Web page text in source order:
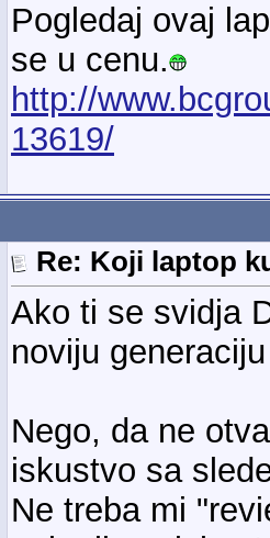
Pogledaj ovaj
se u cenu.
http://
13619/
Re: Koji laptop
Ako ti se svidja
noviju
Nego, da ne
iskustvo sa
Ne treba mi